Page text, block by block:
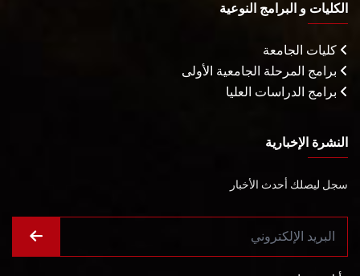
الكليات و البرامج النوعية
كليات الجامعة
برامج المرحلة الجامعية الأولى
برامج الدراسات العليا
النشرة الإخبارية
سجل ليصلك أحدث الأخبار